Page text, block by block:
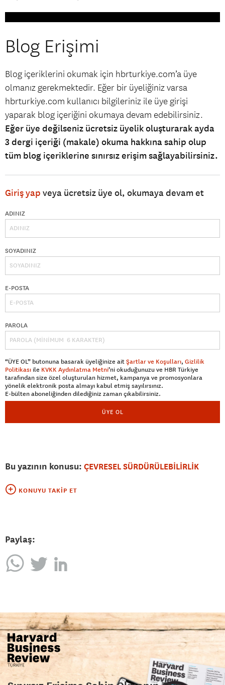
Blog Erişimi
Blog içeriklerini okumak için hbrturkiye.com’a üye
olmanız gerekmektedir. Eğer bir üyeliğiniz varsa
hbrturkiye.com kullanıcı bilgileriniz ile üye girişi
yaparak blog içeriğini okumaya devam edebilirsiniz.
Eğer üye değilseniz ücretsiz üyelik oluşturarak ayda
3 dergi içeriği (makale) okuma hakkına sahip olup
tüm blog içeriklerine sınırsız erişim sağlayabilirsiniz.
Giriş yap veya ücretsiz üye ol, okumaya devam et
ADINIZ
SOYADINIZ
E-POSTA
PAROLA
“ÜYE OL” butonuna basarak üyeliğinize aitŞartlar ve Koşulları, Gizlilik
Politikası ile KVKK Aydınlatma Metni’ni okuduğunuzu ve HBR Türkiye
tarafından size özel oluşturulan hizmet, kampanya ve promosyonlara
yönelik elektronik posta almayı kabul etmiş sayılırsınız.
E-bülten aboneliğinden dilediğiniz zaman çıkabilirsiniz.
ÜYE OL
Bu yazının konusu: ÇEVRESEL SÜRDÜRÜLEBİLİRLİK
KONUYU TAKIP ET
Paylaş: